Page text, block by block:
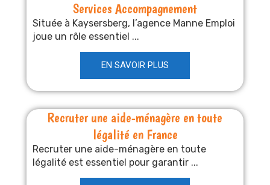
Services Accompagnement
Située à Kaysersberg, l’agence Manne Emploi
joue un rôle essentiel ...
EN SAVOIR PLUS
Recruter une aide-ménagère en toute
légalité en France
Recruter une aide-ménagère en toute
légalité est essentiel pour garantir ...